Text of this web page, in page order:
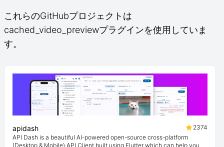
これらのGitHubプロジェクトは
cached_video_previewプラグインを使用していま
す。
apidash
2374
API Dash is a beautiful AI-powered open-source cross-platform
(Desktop & Mobile) API Client built using Flutter which can help you